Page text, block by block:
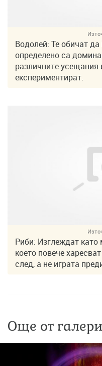
Водолей: Те обичат
определено са
различните усещания
експериментират.
Риби: Изглеждат като
което повече
след, а не играта
Още от